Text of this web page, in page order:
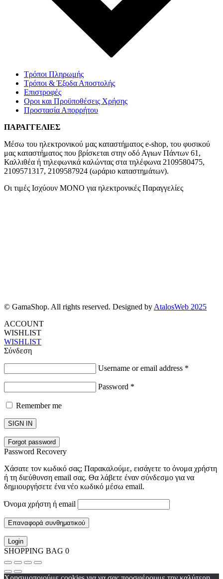
Τρόποι Πληρωμής
Τρόποι & Έξοδα Αποστολής
Επιστροφές
Οροι και Προϋποθέσεις Χρήσης
Προστασία Απορρήτου
ΠΑΡΑΓΓΕΛΙΕΣ
Μέσω του ηλεκτρονικού μας καταστήματος e-shop, του φυσικού
μας καταστήματος που βρίσκεται στην οδό Αγιων Πάντων 61,
Καλλιθέα ή τηλεφωνικά καλώντας στα τηλέφωνα 2109580475,
2109571317, 2109587924 (ωράριο καταστημάτων).
Οι τιμές Ισχύουν ΜΟΝΟ για ηλεκτρονικές Παραγγελίες
© GamaShop. All rights reserved. Designed by AtalosWeb 2025
ACCOUNT
WISHLIST
WISHLIST
Σύνδεση
Username or email address *
Password *
Remember me
SIGN IN
Forgot password
Password Recovery
Χάσατε τον κωδικό σας; Παρακαλούμε, εισάγετε το όνομα χρήστη
ή τη διεύθυνση email σας. Θα λάβετε έναν σύνδεσμο για να
δημιουργήσετε ένα νέο κωδικό μέσω email.
Όνομα χρήστη ή email
Επαναφορά συνθηματικού
Login
SHOPPING BAG 0